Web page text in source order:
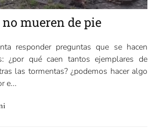
mueren de pie
responder preguntas que se hacen
¿por qué caen tantos ejemplares de
las tormentas? ¿podemos hacer algo
e...